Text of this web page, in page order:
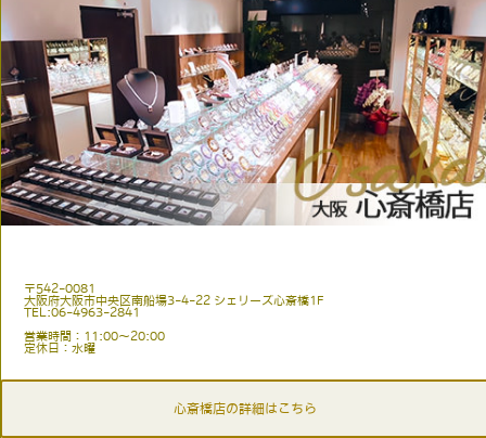
〒542-0081
大阪府大阪市中央区南船場3-4-22 シェリーズ心斎橋1F
TEL:06-4963-2841
営業時間：11:00〜20:00
定休日：水曜
心斎橋店の詳細はこちら